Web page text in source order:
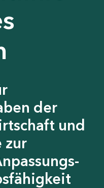
der
und
zur